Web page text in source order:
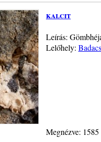
kalcit
Leírás:
Lelőhely:
Megnézve: